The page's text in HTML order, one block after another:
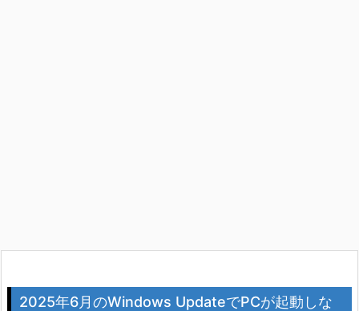
2025年6月のWindows UpdateでPCが起動しな